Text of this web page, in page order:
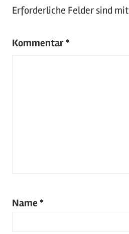
Erforderliche Felder sind mit
Kommentar *
Name *